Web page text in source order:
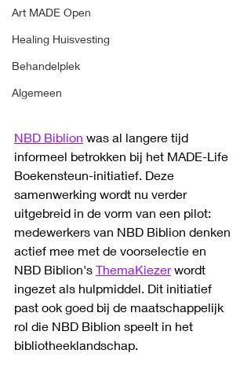
Art MADE Open
Healing Huisvesting
Behandelplek
Algemeen
NBD Biblion was al langere tijd
informeel betrokken bij het MADE-Life
Boekensteun-initiatief. Deze
samenwerking wordt nu verder
uitgebreid in de vorm van een pilot:
medewerkers van NBD Biblion denken
actief mee met de voorselectie en
NBD Biblion's ThemaKiezer wordt
ingezet als hulpmiddel. Dit initiatief
past ook goed bij de maatschappelijk
rol die NBD Biblion speelt in het
bibliotheeklandschap.